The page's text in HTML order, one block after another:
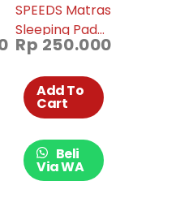
SPEEDS Matras
Sleeping Pad
Portable
Waterproof
018-37
Rp 250.000
Add To
Cart
Beli
Via WA